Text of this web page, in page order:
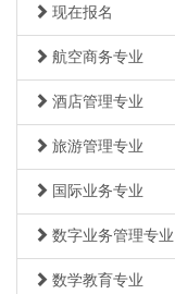
现在报名
航空商务专业
酒店管理专业
旅游管理专业
国际业务专业
数字业务管理专业
数学教育专业